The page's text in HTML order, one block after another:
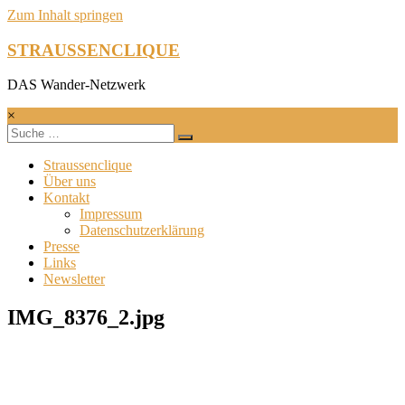
Zum Inhalt springen
STRAUSSENCLIQUE
DAS Wander-Netzwerk
×
Straussenclique
Über uns
Kontakt
Impressum
Datenschutzerklärung
Presse
Links
Newsletter
IMG_8376_2.jpg